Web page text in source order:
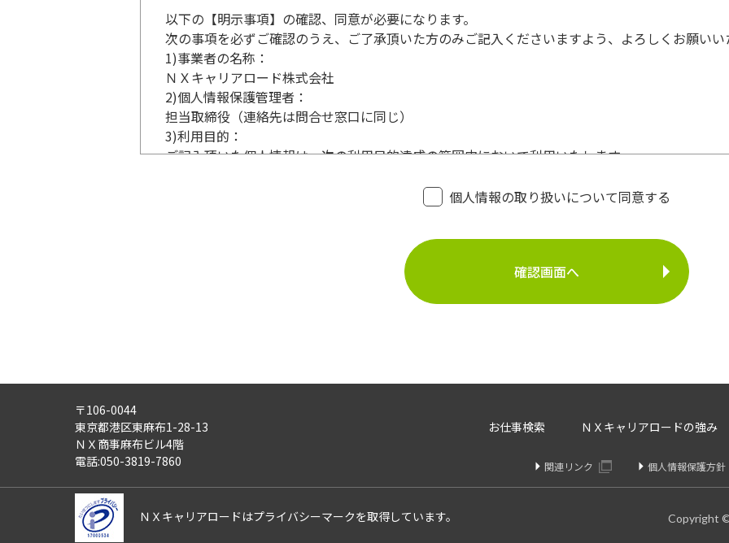
以下の【明示事項】の確認、同意が必要になります。
次の事項を必ずご確認のうえ、ご了承頂いた方のみご記入くださいますよう、よろしくお願いい
1)事業者の名称：
ＮＸキャリアロード株式会社
2)個人情報保護管理者：
担当取締役（連絡先は問合せ窓口に同じ）
3)利用目的：
ご記入頂いた個人情報は、次の利用目的達成の範囲内において利用いたします。
・登録面接に関するご連絡のため
・お問い合わせへのご対応
・お問い合わせ履歴の管理
・サービス向上のための検討資料作成等
ご記入頂いた個人情報について、開示を請求することができます。
また、ご記入頂いた個人情報に誤りや変更があった場合は訂正、追加、削除を請求することがで
さらにまた、個人情報の利用停止、消去、または第三者提供停止を請求することが出来ます。
これらの請求は、次の窓口にて受け付けております。
個人情報の取り扱いについて同意する
〒106-0044
東京都港区東麻布1-28-13
ＮＸ商事麻布ビル4階
電話:050-3819-7860
お仕事検索 ＮＸキャリアロードの強み
関連リンク 個人情報保護方針
ＮＸキャリアロードはプライバシーマークを取得しています。 Copyright